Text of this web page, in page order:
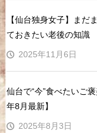
【仙台独身女子】まだ
ておきたい老後の知識
2025年11月6日
仙台で“今”食べたいご
年8月最新】
2025年8月3日